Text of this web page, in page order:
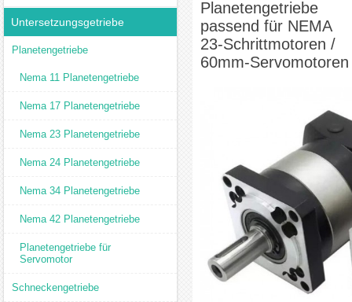
Untersetzungsgetriebe
Planetengetriebe
Nema 11 Planetengetriebe
Nema 17 Planetengetriebe
Nema 23 Planetengetriebe
Nema 24 Planetengetriebe
Nema 34 Planetengetriebe
Nema 42 Planetengetriebe
Planetengetriebe für
Servomotor
Schneckengetriebe
Planetengetriebe
passend für NEMA
23-Schrittmotoren /
60mm-Servomotoren